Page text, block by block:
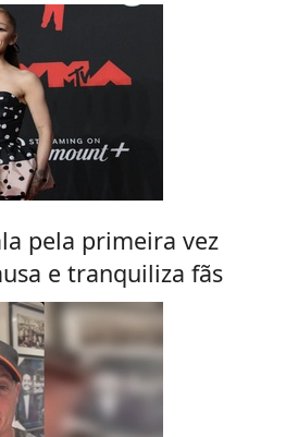
pela primeira vez
e tranquiliza fãs